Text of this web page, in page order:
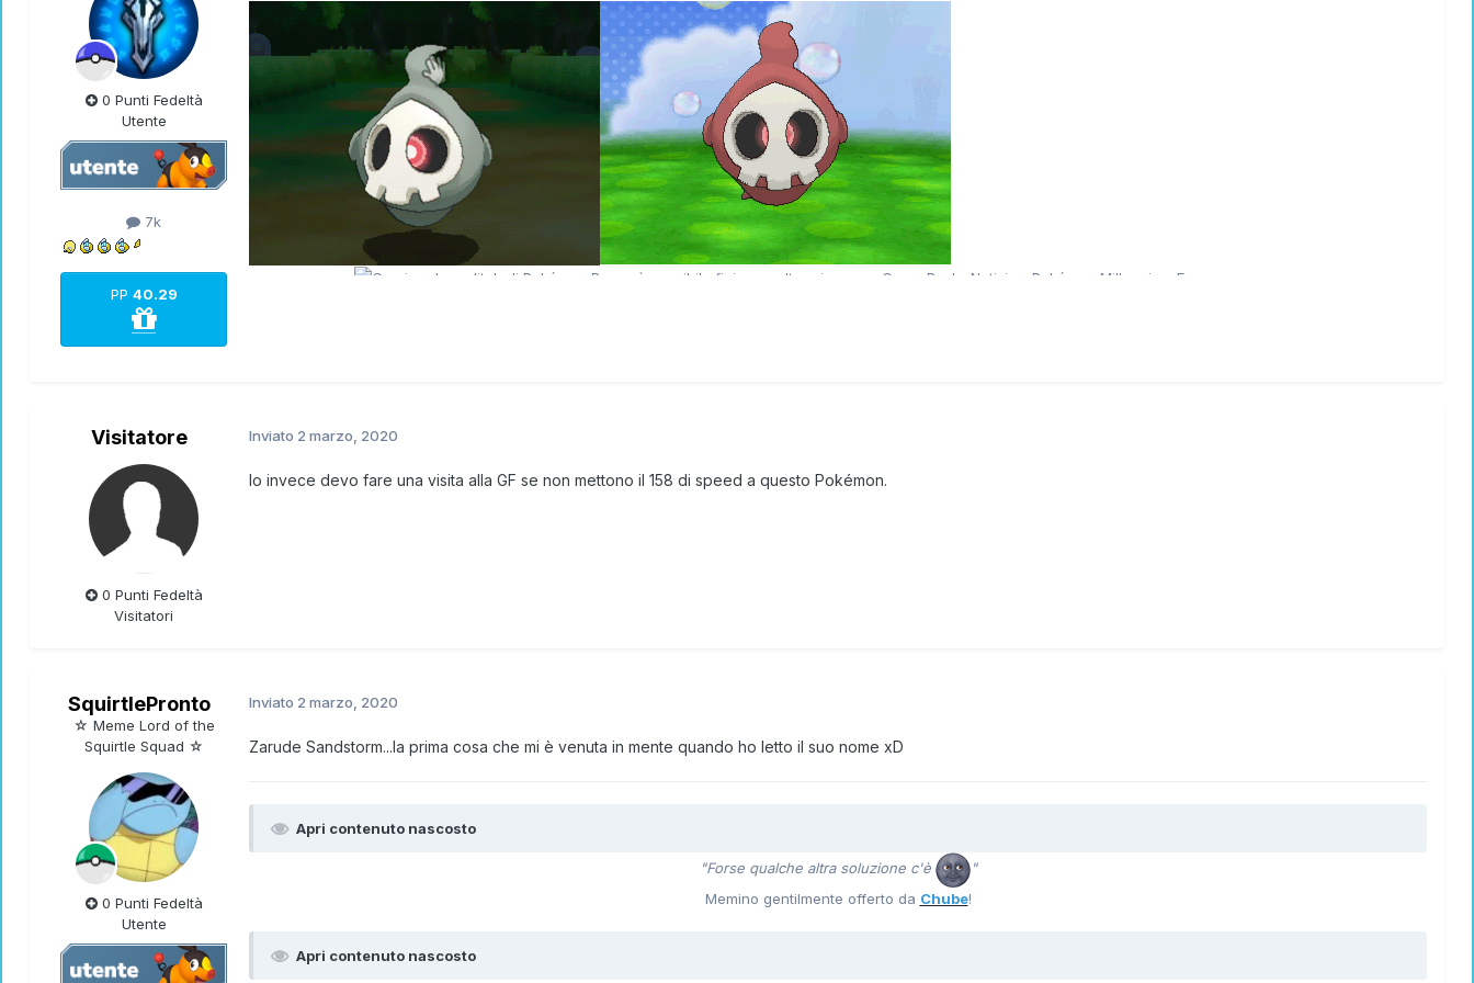
0 Punti Fedeltà
Utente
7k
PP 40.29
Visitatore
0 Punti Fedeltà
Visitatori
Inviato 2 marzo, 2020
Io invece devo fare una visita alla GF se non mettono il 158 di speed a questo Pokémon.
SquirtlePronto
☆ Meme Lord of the
Squirtle Squad ☆
0 Punti Fedeltà
Utente
Inviato 2 marzo, 2020
Zarude Sandstorm...la prima cosa che mi è venuta in mente quando ho letto il suo nome xD
Apri contenuto nascosto
"Forse qualche altra soluzione c'è
"
Memino gentilmente offerto da Chube!
Apri contenuto nascosto